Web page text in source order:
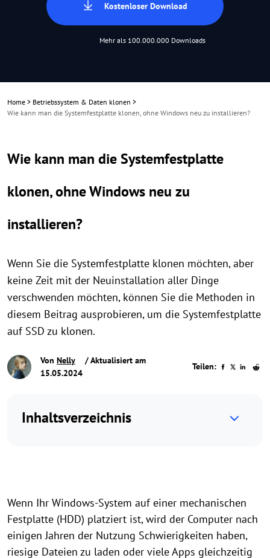
Kostenloser Download
Mehr als 100.000.000 Downloads
Home > Betriebssystem & Daten klonen >
Wie kann man die Systemfestplatte klonen, ohne Windows neu zu installieren?
Wie kann man die Systemfestplatte
klonen, ohne Windows neu zu
installieren?
Wenn Sie die Systemfestplatte klonen möchten, aber
keine Zeit mit der Neuinstallation aller Dinge
verschwenden möchten, können Sie die Methoden in
diesem Beitrag ausprobieren, um die Systemfestplatte
auf SSD zu klonen.
Von Nelly
/ Aktualisiert am
15.05.2024
Teilen:
Inhaltsverzeichnis
Wenn Ihr Windows-System auf einer mechanischen
Festplatte (HDD) platziert ist, wird der Computer nach
einigen Jahren der Nutzung Schwierigkeiten haben,
riesige Dateien zu laden oder viele Apps gleichzeitig